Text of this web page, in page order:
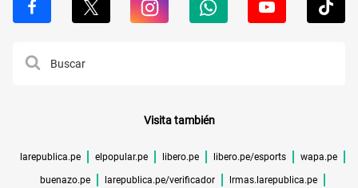
Visita también
larepublica.pe elpopular.pe libero.pe libero.pe/esports wapa.pe
buenazo.pe larepublica.pe/verificador lrmas.larepublica.pe